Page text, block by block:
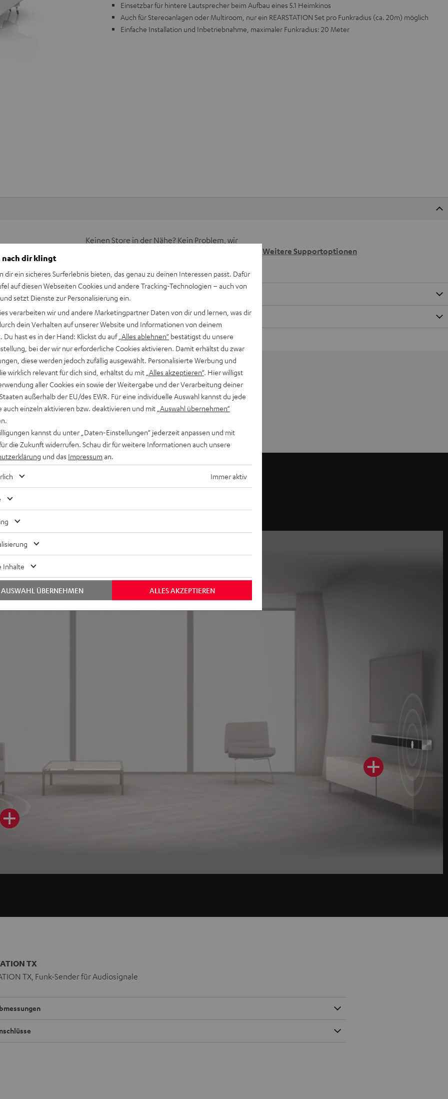
Einsetzbar für hintere Lautsprecher beim Aufbau eines 5.1 Heimkinos
Auch für Stereoanlagen oder Multiroom, nur ein REARSTATION Set pro Funkradius (ca. 20m) möglich
Einfache Installation und Inbetriebnahme, maximaler Funkradius: 20 Meter
Keinen Store in der Nähe? Kein Problem, wir
Weitere Supportoptionen
In hinteren Sitzbereich benötigen Sie nur eine Steckdose.
Rear-Speaker schalten sich automatisch ein und aus.
TX
TX, Funk-Sender für Audiosignale
nach dir klingt
dir ein sicheres Surferlebnis bieten, das genau zu deinen Interessen passt. Dafür
auf diesen Webseiten Cookies und andere Tracking-Technologien – auch von
setzt Dienste zur Personalisierung ein.
verarbeiten wir und andere Marketingpartner Daten von dir und lernen, was dir
dein Verhalten auf unserer Website und Informationen von deinem
Du hast es in der Hand: Klickst du auf „Alles ablehnen“ bestätigst du unsere
bei der wir nur erforderliche Cookies aktivieren. Damit erhältst du zwar
diese werden jedoch zufällig ausgewählt. Personalisierte Werbung und
wirklich relevant für dich sind, erhältst du mit „Alles akzeptieren“. Hier willigst
aller Cookies ein sowie der Weitergabe und der Verarbeitung deiner
außerhalb der EU/des EWR. Für eine individuelle Auswahl kannst du jede
auch einzeln aktivieren bzw. deaktivieren und mit „Auswahl übernehmen“
kannst du unter „Daten-Einstellungen“ jederzeit anpassen und mit
die Zukunft widerrufen. Schau dir für weitere Informationen auch unsere
und das Impressum an.
Immer aktiv
Inhalte
ALLES AKZEPTIEREN
AUSWAHL ÜBERNEHMEN